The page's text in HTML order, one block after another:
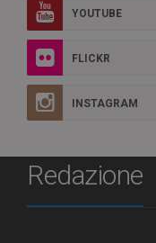
YOUTUBE
FLICKR
INSTAGRAM
Redazione